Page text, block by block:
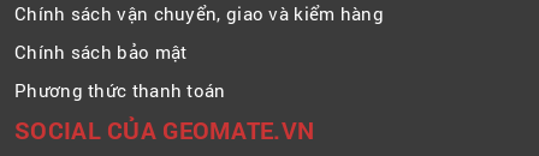
Chính sách vận chuyển, giao và kiểm hàng
Chính sách bảo mật
Phương thức thanh toán
SOCIAL CỦA GEOMATE.VN